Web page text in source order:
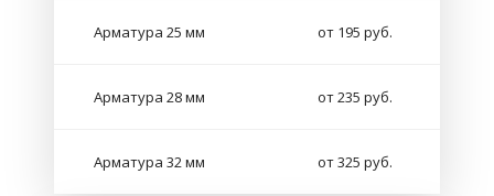
Арматура 25 мм от 195 руб.
Арматура 28 мм от 235 руб.
Арматура 32 мм от 325 руб.